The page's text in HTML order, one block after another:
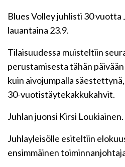
Blues Volley juhlisti 30 vuotta
lauantaina 23.9.
Tilaisuudessa muisteltiin
perustamisesta tähän
kuin aivojumpalla
30-vuotistäytekakkukahvit.
Juhlan juonsi Kirsi Loukiainen.
Juhlayleisölle esiteltiin
ensimmäinen